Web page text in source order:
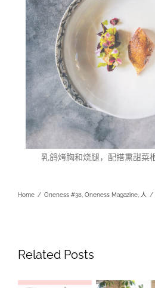
乳鸽烤胸和烧腿，配搭熏甜菜
Home / Oneness #38, Oneness Magazine, 人 /
Related Posts